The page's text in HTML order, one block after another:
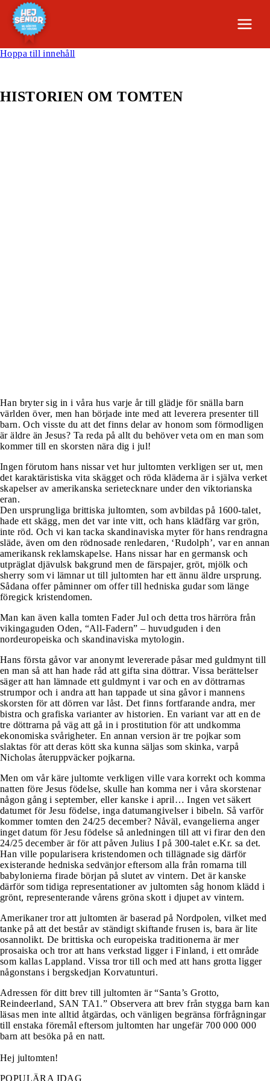
Hoppa till innehåll
HISTORIEN OM TOMTEN
Han bryter sig in i våra hus varje år till glädje för snälla barn
världen över, men han började inte med att leverera presenter till
barn. Och visste du att det finns delar av honom som förmodligen
är äldre än Jesus? Ta reda på allt du behöver veta om en man som
kommer till en skorsten nära dig i jul!
Ingen förutom hans nissar vet hur jultomten verkligen ser ut, men
det karaktäristiska vita skägget och röda kläderna är i själva verket
skapelser av amerikanska serietecknare under den viktorianska
eran.
Den ursprungliga brittiska jultomten, som avbildas på 1600-talet,
hade ett skägg, men det var inte vitt, och hans klädfärg var grön,
inte röd. Och vi kan tacka skandinaviska myter för hans rendragna
släde, även om den rödnosade renledaren, ‘Rudolph’, var en annan
amerikansk reklamskapelse. Hans nissar har en germansk och
utpräglat djävulsk bakgrund men de färspajer, gröt, mjölk och
sherry som vi lämnar ut till jultomten har ett ännu äldre ursprung.
Sådana offer påminner om offer till hedniska gudar som länge
föregick kristendomen.
Man kan även kalla tomten Fader Jul och detta tros härröra från
vikingaguden Oden, “All-Fadern” – huvudguden i den
nordeuropeiska och skandinaviska mytologin.
Hans första gåvor var anonymt levererade påsar med guldmynt till
en man så att han hade råd att gifta sina döttrar. Vissa berättelser
säger att han lämnade ett guldmynt i var och en av döttrarnas
strumpor och i andra att han tappade ut sina gåvor i mannens
skorsten för att dörren var låst. Det finns fortfarande andra, mer
bistra och grafiska varianter av historien. En variant var att en de
tre döttrarna på väg att gå in i prostitution för att undkomma
ekonomiska svårigheter. En annan version är tre pojkar som
slaktas för att deras kött ska kunna säljas som skinka, varpå
Nicholas återuppväcker pojkarna.
Men om vår käre jultomte verkligen ville vara korrekt och komma
natten före Jesus födelse, skulle han komma ner i våra skorstenar
någon gång i september, eller kanske i april… Ingen vet säkert
datumet för Jesu födelse, inga datumangivelser i bibeln. Så varför
kommer tomten den 24/25 december? Nåväl, evangelierna anger
inget datum för Jesu födelse så anledningen till att vi firar den den
24/25 december är för att påven Julius I på 300-talet e.Kr. sa det.
Han ville popularisera kristendomen och tillägnade sig därför
existerande hedniska sedvänjor eftersom alla från romarna till
babylonierna firade början på slutet av vintern. Det är kanske
därför som tidiga representationer av jultomten såg honom klädd i
grönt, representerande vårens gröna skott i djupet av vintern.
Amerikaner tror att jultomten är baserad på Nordpolen, vilket med
tanke på att det består av ständigt skiftande frusen is, bara är lite
osannolikt. De brittiska och europeiska traditionerna är mer
prosaiska och tror att hans verkstad ligger i Finland, i ett område
som kallas Lappland. Vissa tror till och med att hans grotta ligger
någonstans i bergskedjan Korvatunturi.
Adressen för ditt brev till jultomten är “Santa’s Grotto,
Reindeerland, SAN TA1.” Observera att brev från stygga barn kan
läsas men inte alltid åtgärdas, och vänligen begränsa förfrågningar
till enstaka föremål eftersom jultomten har ungefär 700 000 000
barn att besöka på en natt.
Hej jultomten!
POPULÄRA IDAG